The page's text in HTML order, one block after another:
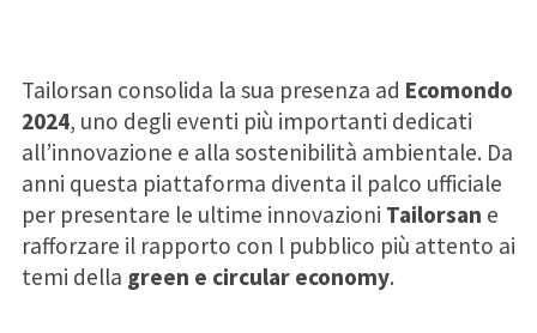
Tailorsan consolida la sua presenza ad Ecomondo
2024, uno degli eventi più importanti dedicati
all’innovazione e alla sostenibilità ambientale. Da
anni questa piattaforma diventa il palco ufficiale
per presentare le ultime innovazioni Tailorsan e
rafforzare il rapporto con l pubblico più attento ai
temi della green e circular economy.